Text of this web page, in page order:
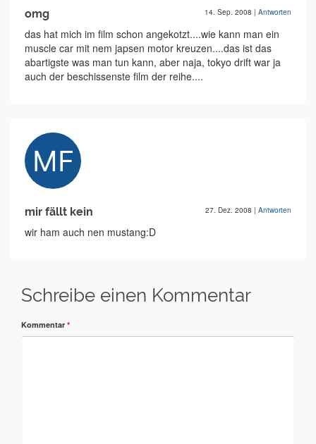
omg 14. Sep. 2008 | Antworten
das hat mich im film schon angekotzt....wie kann man ein
muscle car mit nem japsen motor kreuzen....das ist das
abartigste was man tun kann, aber naja, tokyo drift war ja
auch der beschissenste film der reihe....
mir fällt kein 27. Dez. 2008 | Antworten
wir ham auch nen mustang:D
Schreibe einen Kommentar
Kommentar *